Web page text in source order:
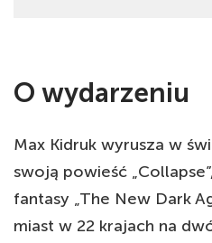
O wydarzeniu
Max Kidruk wyrusza w
swoją powieść
fantasy „The New Dark
miast w 22 krajach na